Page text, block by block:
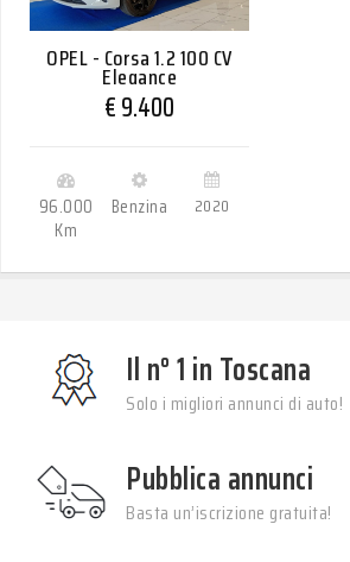
OPEL - Corsa 1.2 100 CV
Elegance
€ 9.400
96.000
Km
Benzina 2020
Il n° 1 in Toscana
Solo i migliori annunci di auto!
Pubblica annunci
Basta un’iscrizione gratuita!